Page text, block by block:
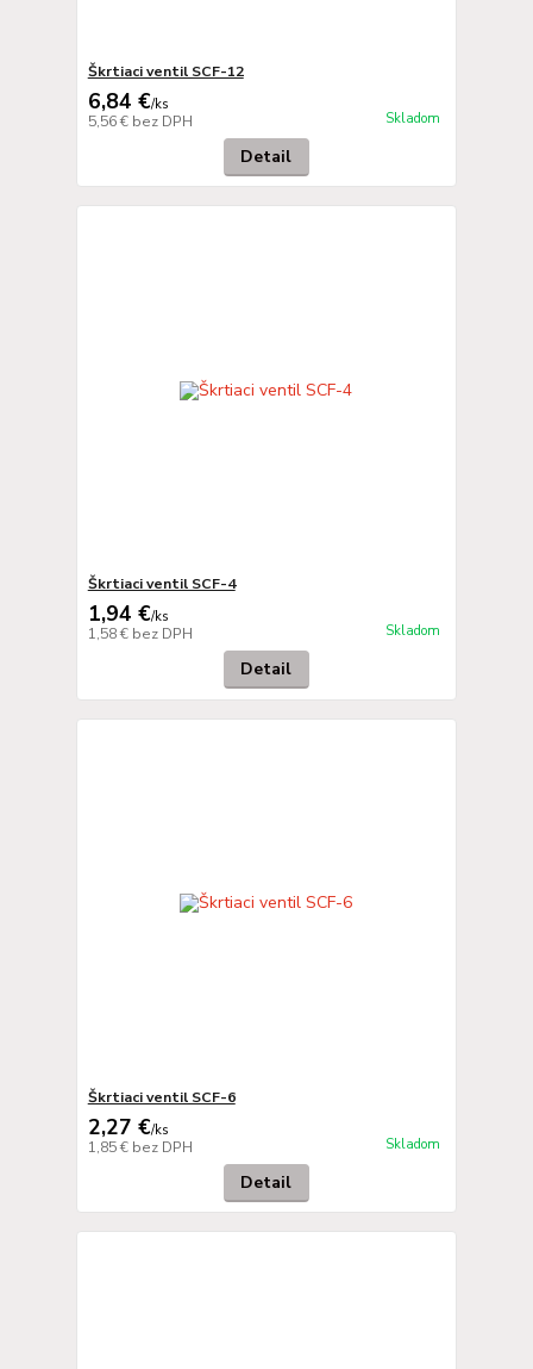
Škrtiaci ventil SCF-12
6,84 €/ks
5,56 € bez DPH Skladom
Detail
Škrtiaci ventil SCF-4
1,94 €/ks
1,58 € bez DPH Skladom
Detail
Škrtiaci ventil SCF-6
2,27 €/ks
1,85 € bez DPH Skladom
Detail